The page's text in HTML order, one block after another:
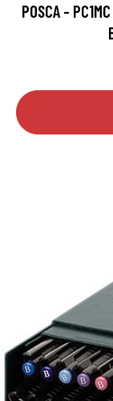
​POSCA -